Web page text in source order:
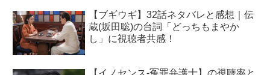
【ブギウギ】32話ネタバレと感想｜伝
蔵(坂田聡)の台詞「どっちもまやか
し」に視聴者共感！
【イノセンス-冤罪弁護士】の視聴率と